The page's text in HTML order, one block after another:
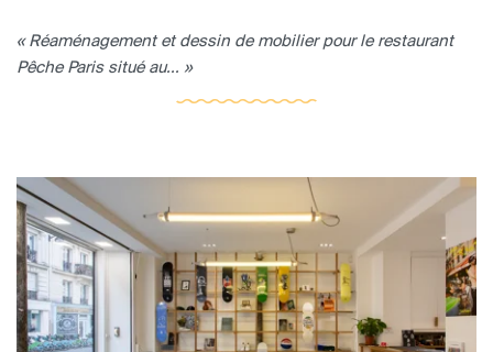
« Réaménagement et dessin de mobilier pour le restaurant
Pêche Paris situé au... »